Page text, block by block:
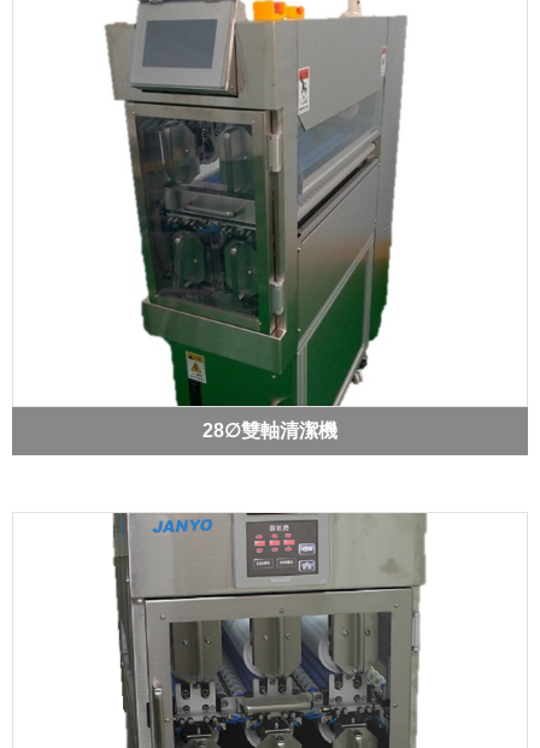
28∅雙軸清潔機